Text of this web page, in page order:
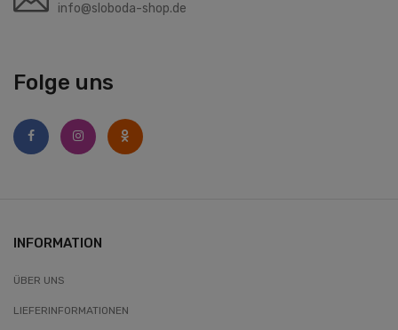
Folge uns
info@sloboda-shop.de
INFORMATION
ÜBER UNS
LIEFERINFORMATIONEN